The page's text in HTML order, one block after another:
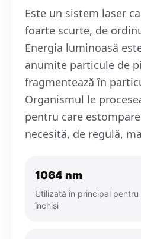
Este un sistem laser
foarte scurte, de
Energia luminoasă
anumite particule de
fragmentează în
Organismul le
pentru care
necesită, de regulă,
1064 nm
Utilizată în principal
închiși